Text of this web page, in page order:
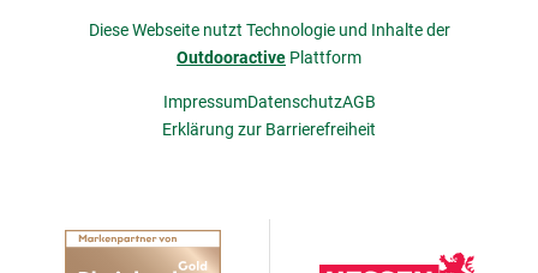
Diese Webseite nutzt Technologie und Inhalte der
Outdooractive Plattform
ImpressumDatenschutzAGB
Erklärung zur Barrierefreiheit